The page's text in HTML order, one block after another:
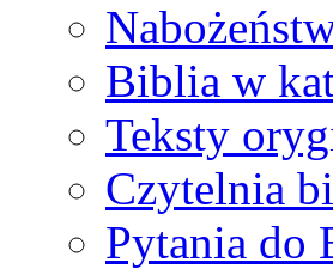
Biblia w
Teksty
Czytelnia
Pytania do